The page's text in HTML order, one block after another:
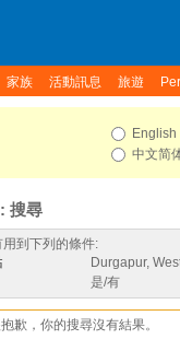
家族 活動訊息 旅遊
English
中文简
搜尋
到下列的條件:
Durgapur,
是/有
歉，你的搜尋沒有結果。